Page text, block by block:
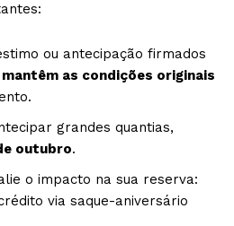
ou antecipação firmados
mantêm as condições originais
grandes quantias,
outubro.
o impacto na sua reserva:
via saque-aniversário